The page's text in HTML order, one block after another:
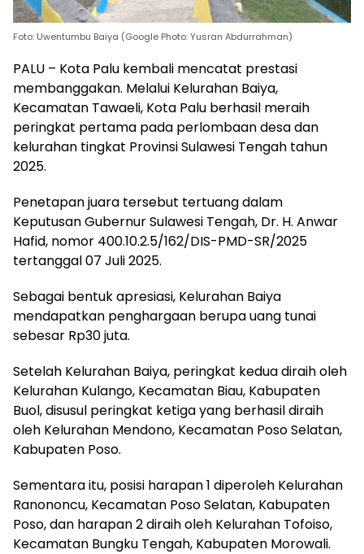
Foto: Uwentumbu Baiya (Google Photo: Yusran Abdurrahman)
PALU – Kota Palu kembali mencatat prestasi
membanggakan. Melalui Kelurahan Baiya,
Kecamatan Tawaeli, Kota Palu berhasil meraih
peringkat pertama pada perlombaan desa dan
kelurahan tingkat Provinsi Sulawesi Tengah tahun
2025.
Penetapan juara tersebut tertuang dalam
Keputusan Gubernur Sulawesi Tengah, Dr. H. Anwar
Hafid, nomor 400.10.2.5/162/DIS-PMD-SR/2025
tertanggal 07 Juli 2025.
Sebagai bentuk apresiasi, Kelurahan Baiya
mendapatkan penghargaan berupa uang tunai
sebesar Rp30 juta.
Setelah Kelurahan Baiya, peringkat kedua diraih oleh
Kelurahan Kulango, Kecamatan Biau, Kabupaten
Buol, disusul peringkat ketiga yang berhasil diraih
oleh Kelurahan Mendono, Kecamatan Poso Selatan,
Kabupaten Poso.
Sementara itu, posisi harapan 1 diperoleh Kelurahan
Ranononcu, Kecamatan Poso Selatan, Kabupaten
Poso, dan harapan 2 diraih oleh Kelurahan Tofoiso,
Kecamatan Bungku Tengah, Kabupaten Morowali.